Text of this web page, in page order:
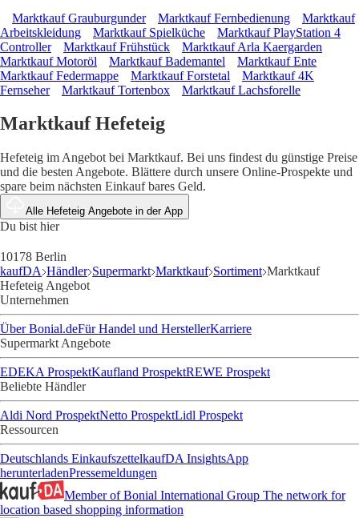
Marktkauf Grauburgunder Marktkauf Fernbedienung
Marktkauf
Arbeitskleidung
Marktkauf Spielküche
Marktkauf PlayStation 4
Controller
Marktkauf Frühstück
Marktkauf Arla Kaergarden
Marktkauf Motoröl
Marktkauf Bademantel
Marktkauf Ente
Marktkauf Federmappe
Marktkauf Forstetal
Marktkauf 4K
Fernseher
Marktkauf Tortenbox Marktkauf Lachsforelle
Marktkauf Hefeteig
Hefeteig im Angebot bei Marktkauf. Bei uns findest du günstige Preise
und die besten Angebote. Blättere durch unsere Online-Prospekte und
spare beim nächsten Einkauf bares Geld.
Alle Hefeteig Angebote in der App
Du bist hier
10178 Berlin
kaufDA Händler Supermarkt Marktkauf Sortiment Marktkauf
Hefeteig Angebot
Unternehmen
Über Bonial.deFür Handel und HerstellerKarriere
Supermarkt Angebote
EDEKA ProspektKaufland ProspektREWE Prospekt
Beliebte Händler
Aldi Nord ProspektNetto ProspektLidl Prospekt
Ressourcen
Deutschlands EinkaufszettelkaufDA InsightsApp
herunterladenPressemeldungen
Member of Bonial International Group The network for
location based shopping information